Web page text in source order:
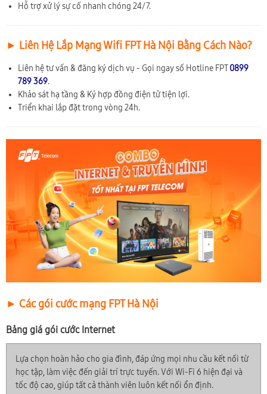
Hỗ trợ xử lý sự cố nhanh chóng 24/7.
► Liên Hệ Lắp Mạng Wifi FPT Hà Nội Bằng Cách Nào?
Liên hệ tư vấn & đăng ký dịch vụ - Gọi ngay số Hotline FPT0899
789 369.
Khảo sát hạ tầng & Ký hợp đồng điện tử tiện lợi.
Triển khai lắp đặt trong vòng 24h.
► Các gói cước mạng FPT Hà Nội
Bảng giá gói cước Internet
Lựa chọn hoàn hảo cho gia đình, đáp ứng mọi nhu cầu kết nối từ
học tập, làm việc đến giải trí trực tuyến. Với Wi-Fi 6 hiện đại và
tốc độ cao, giúp tất cả thành viên luôn kết nối ổn định.